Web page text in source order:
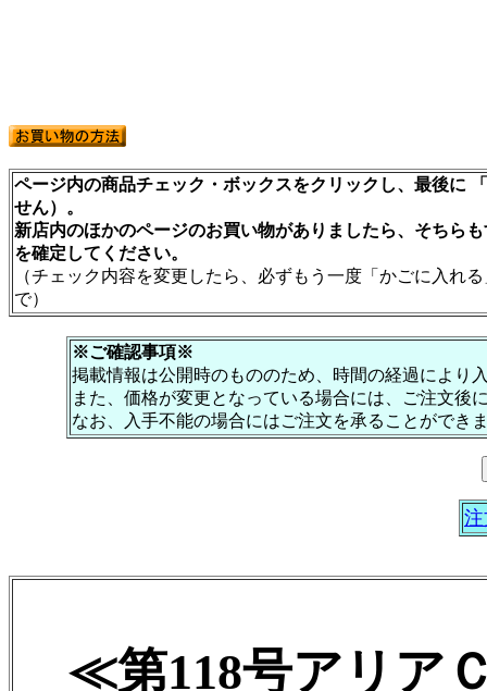
ページ内の商品チェック・ボックスをクリックし、最後に
せん）。
新店内のほかのページのお買い物がありましたら、そちら
を確定してください。
（チェック内容を変更したら、必ずもう一度「かごに入れ
で）
※ご確認事項※
掲載情報は公開時のもののため、時間の経過により
また、価格が変更となっている場合には、ご注文後
なお、入手不能の場合にはご注文を承ることができ
≪第118号アリア